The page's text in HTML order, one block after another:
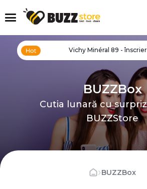
Vichy Minéral 89 -
BUZZBox
Cutia lunară cu
BUZZStore
›BUZZBox